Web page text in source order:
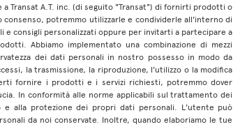
Transat A.T. inc. (di seguito "Transat") di fornirti prodotti o
potremmo utilizzarle e condividerle all'interno di
consigli personalizzati oppure per invitarti a partecipare a
Abbiamo implementato una combinazione di mezzi
dei dati personali in nostro possesso in modo da
la trasmissione, la riproduzione, l'utilizzo o la modifica
fornire i prodotti e i servizi richiesti, potremmo dover
In conformità alle norme applicabili sul trattamento dei
alla protezione dei propri dati personali. L'utente può
da noi conservate. Inoltre, quando elaboriamo le tue